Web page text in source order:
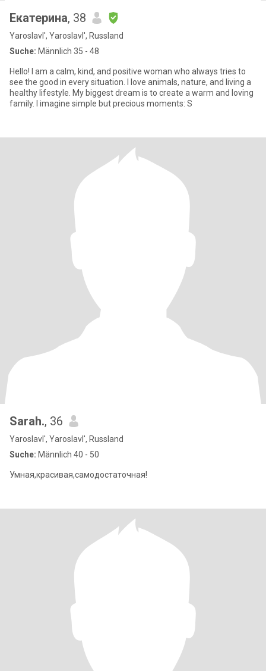
Екатерина, 38
Yaroslavl', Yaroslavl', Russland
Suche: Männlich 35 - 48
Hello! I am a calm, kind, and positive woman who always tries to
see the good in every situation. I love animals, nature, and living a
healthy lifestyle. My biggest dream is to create a warm and loving
family. I imagine simple but precious moments: S
Sarah., 36
Yaroslavl', Yaroslavl', Russland
Suche: Männlich 40 - 50
Умная,красивая,самодостаточная!